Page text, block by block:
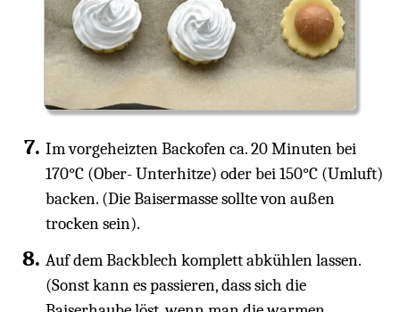
Im vorgeheizten Backofen ca. 20 Minuten bei
170°C (Ober- Unterhitze) oder bei 150°C (Umluft)
backen. (Die Baisermasse sollte von außen
trocken sein).
Auf dem Backblech komplett abkühlen lassen.
(Sonst kann es passieren, dass sich die